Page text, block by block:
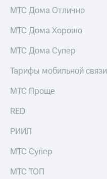
МТС Дома Отлично
МТС Дома Хорошо
МТС Дома Супер
Тарифы мобильной связи
МТС Проще
RED
РИИЛ
МТС Супер
МТС ТОП